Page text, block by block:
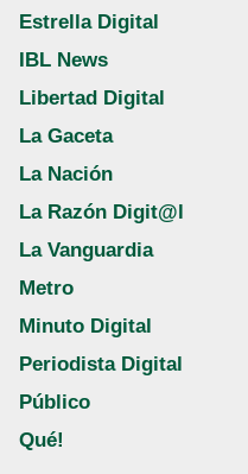
Estrella Digital
IBL News
Libertad Digital
La Gaceta
La Nación
La Razón Digit@l
La Vanguardia
Metro
Minuto Digital
Periodista Digital
Público
Qué!